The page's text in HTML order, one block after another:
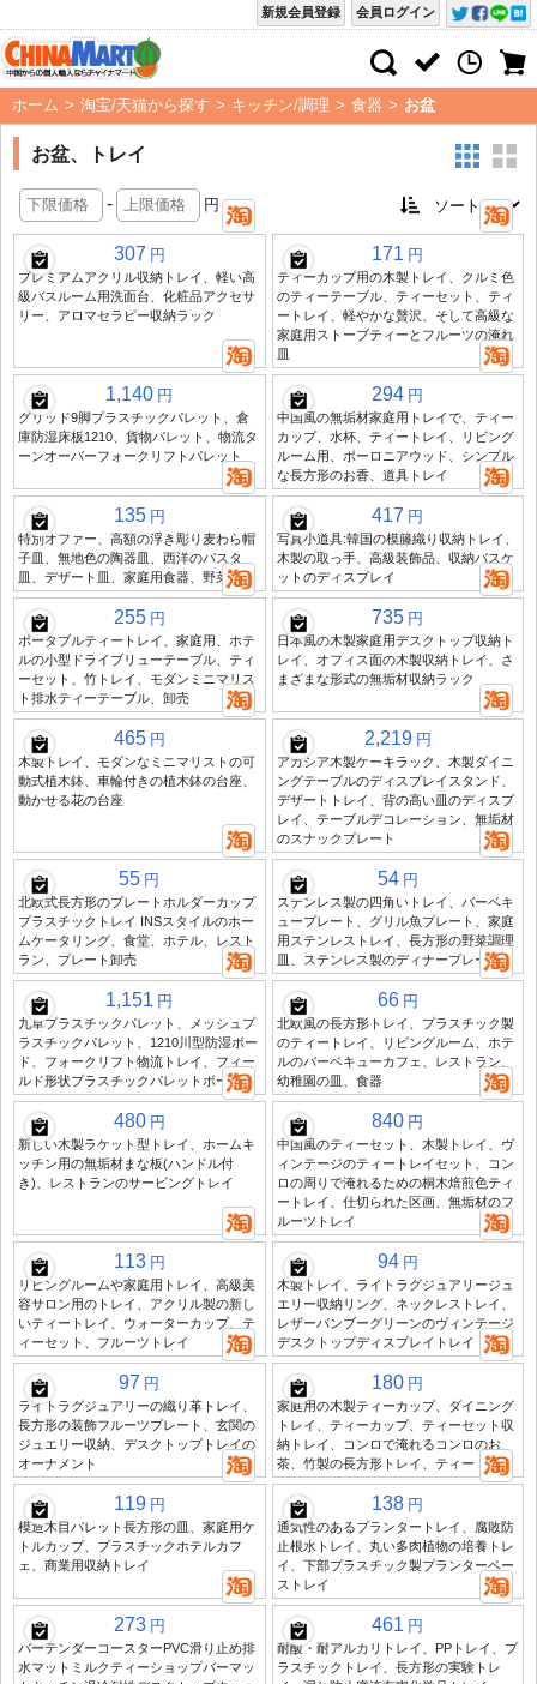
会員ログイン
新規会員登録
ホーム > 淘宝/天猫から探す > キッチン/調理 > 食器 > お盆
お盆、トレイ
- 円
307 円
プレミアムアクリル収納トレイ、軽い高
級バスルーム用洗面台、化粧品アクセサ
リー、アロマセラピー収納ラック
171 円
ティーカップ用の木製トレイ、クルミ色
のティーテーブル、ティーセット、ティ
ートレイ、軽やかな贅沢、そして高級な
家庭用ストーブティーとフルーツの淹れ
皿
1,140 円
グリッド9脚プラスチックパレット、倉
庫防湿床板1210、貨物パレット、物流タ
ーンオーバーフォークリフトパレット
294 円
中国風の無垢材家庭用トレイで、ティー
カップ、水杯、ティートレイ、リビング
ルーム用、ポーロニアウッド、シンプル
な長方形のお香、道具トレイ
135 円
特別オファー、高額の浮き彫り麦わら帽
子皿、無地色の陶器皿、西洋のパスタ
皿、デザート皿、家庭用食器、野菜皿
417 円
写真小道具:韓国の模籐織り収納トレイ、
木製の取っ手、高級装飾品、収納バスケ
ットのディスプレイ
255 円
ポータブルティートレイ、家庭用、ホテ
ルの小型ドライブリューテーブル、ティ
ーセット、竹トレイ、モダンミニマリス
ト排水ティーテーブル、卸売
735 円
日本風の木製家庭用デスクトップ収納ト
レイ、オフィス面の木製収納トレイ、さ
まざまな形式の無垢材収納ラック
465 円
木製トレイ、モダンなミニマリストの可
動式植木鉢、車輪付きの植木鉢の台座、
動かせる花の台座
2,219 円
アカシア木製ケーキラック、木製ダイニ
ングテーブルのディスプレイスタンド、
デザートトレイ、背の高い皿のディスプ
レイ、テーブルデコレーション、無垢材
のスナックプレート
55 円
北欧式長方形のプレートホルダーカップ
プラスチックトレイ INSスタイルのホー
ムケータリング、食堂、ホテル、レスト
ラン、プレート卸売
54 円
ステンレス製の四角いトレイ、バーベキ
ュープレート、グリル魚プレート、家庭
用ステンレストレイ、長方形の野菜調理
皿、ステンレス製のディナープレート
1,151 円
九卓プラスチックパレット、メッシュプ
ラスチックパレット、1210川型防湿ボー
ド、フォークリフト物流トレイ、フィー
ルド形状プラスチックパレットボード
66 円
北欧風の長方形トレイ、プラスチック製
のティートレイ、リビングルーム、ホテ
ルのバーベキューカフェ、レストラン、
幼稚園の皿、食器
480 円
新しい木製ラケット型トレイ、ホームキ
ッチン用の無垢材まな板(ハンドル付
き)、レストランのサービングトレイ
840 円
中国風のティーセット、木製トレイ、ヴ
ィンテージのティートレイセット、コン
ロの周りで淹れるための桐木焙煎色ティ
ートレイ、仕切られた区画、無垢材のフ
ルーツトレイ
113 円
リビングルームや家庭用トレイ、高級美
容サロン用のトレイ、アクリル製の新し
いティートレイ、ウォーターカップ、テ
ィーセット、フルーツトレイ
94 円
木製トレイ、ライトラグジュアリージュ
エリー収納リング、ネックレストレイ、
レザーバンブーグリーンのヴィンテージ
デスクトップディスプレイトレイ
97 円
ライトラグジュアリーの織り革トレイ、
長方形の装飾フルーツプレート、玄関の
ジュエリー収納、デスクトップトレイの
オーナメント
180 円
家庭用の木製ティーカップ、ダイニング
トレイ、ティーカップ、ティーセット収
納トレイ、コンロで淹れるコンロのお
茶、竹製の長方形トレイ、ティートレイ
119 円
模造木目パレット長方形の皿、家庭用ケ
トルカップ、プラスチックホテルカフ
ェ、商業用収納トレイ
138 円
通気性のあるプランタートレイ、腐敗防
止根水トレイ、丸い多肉植物の培養トレ
イ、下部プラスチック製プランターベー
ストレイ
273 円
バーテンダーコースターPVC滑り止め排
水マットミルクティーショップバーマッ
461 円
耐酸・耐アルカリトレイ、PPトレイ、プ
ラスチックトレイ、長方形の実験トレ